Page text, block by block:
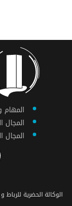
المهام
المجال
المجال
الوكالة الحضرية للرباط و